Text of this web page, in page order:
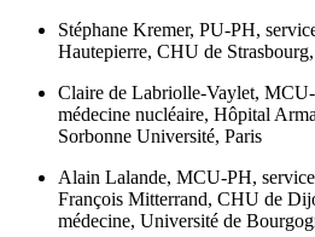
Stéphane Kremer, PU-PH,
Hautepierre, CHU de
Claire de Labriolle-Vaylet, MCU-
médecine nucléaire, Hôpital
Sorbonne Université, Paris
Alain Lalande, MCU-PH,
François Mitterrand, CHU de
médecine, Université de